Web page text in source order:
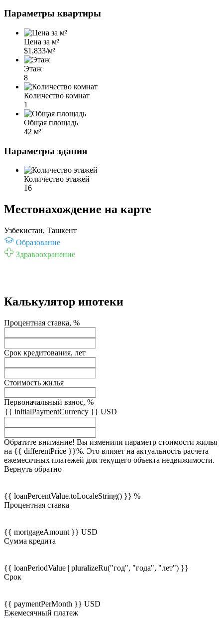
Параметры квартиры
Цена за м²
$1,833/м²
Этаж
8
Количество комнат
1
Общая площадь
42 м²
Параметры здания
Количество этажей
16
Местонахождение на карте
Узбекистан, Ташкент
Образование
Здравоохранение
Калькулятор ипотеки
Процентная ставка, %
Срок кредитования, лет
Стоимость жилья
Первоначальный взнос, %
{{ initialPaymentCurrency }} USD
Обратите внимание! Вы изменили параметр стоимости жилья
на {{ differentPrice }}%. Это влияет на актуальность расчета
ежемесячных платежей для текущего объекта недвижимости.
Вернуть обратно
{{ loanPercentValue.toLocaleString() }} %
Процентная ставка
{{ mortgageAmount }} USD
Сумма кредита
{{ loanPeriodValue | pluralizeRu("год", "года", "лет") }}
Срок
{{ paymentPerMonth }} USD
Ежемесячный платеж